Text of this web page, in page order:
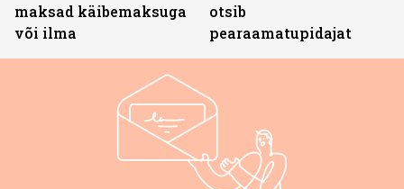
maksad käibemaksuga
või ilma
otsib
pearaamatupidajat